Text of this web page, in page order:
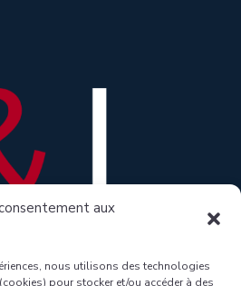
aux
nous utilisons des technologies
pour stocker et/ou accéder à des